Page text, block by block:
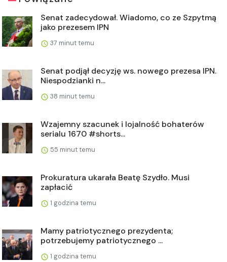
Senat zadecydował. Wiadomo, co ze Szpytmą
jako prezesem IPN
37 minut temu
Senat podjął decyzję ws. nowego prezesa IPN.
Niespodzianki n...
38 minut temu
Wzajemny szacunek i lojalność bohaterów
serialu 1670 #shorts...
55 minut temu
Prokuratura ukarała Beatę Szydło. Musi
zapłacić
1 godzina temu
Mamy patriotycznego prezydenta;
potrzebujemy patriotycznego ...
1 godzina temu